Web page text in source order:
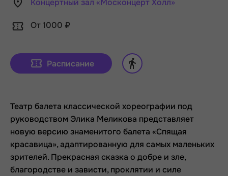
Концертный зал «Москонцерт Холл»
От 1000 ₽
Расписание
Театр балета классической хореографии под
руководством Элика Меликова представляет
новую версию знаменитого балета «Спящая
красавица», адаптированную для самых маленьких
зрителей. Прекрасная сказка о добре и зле,
благородстве и зависти, проклятии и силе